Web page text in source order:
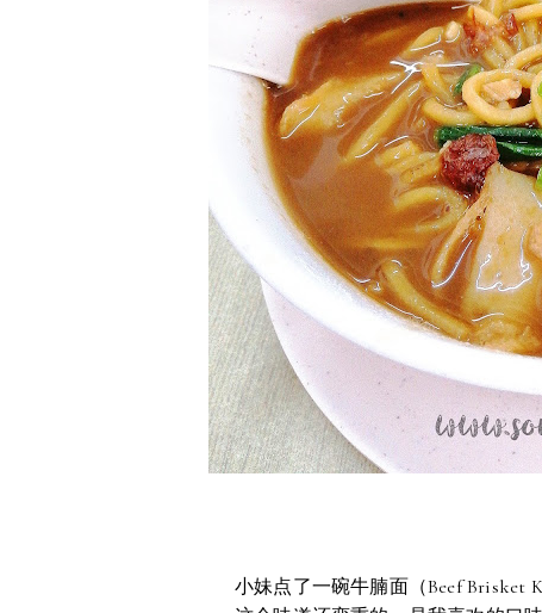
小妹点了一碗牛腩面（Beef Brisket